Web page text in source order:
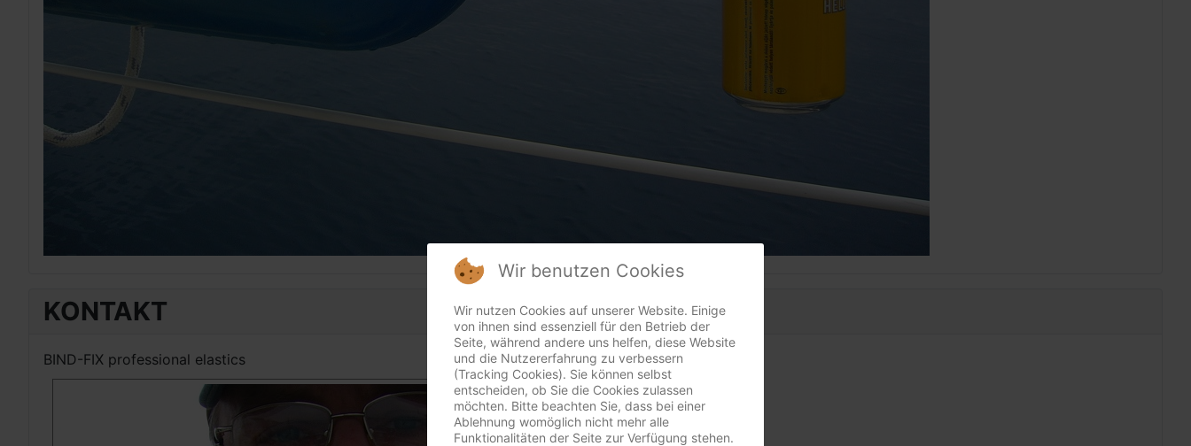
KONTAKT
BIND-FIX professional elastics
Wir benutzen Cookies
Wir nutzen Cookies auf unserer Website. Einige
von ihnen sind essenziell für den Betrieb der
Seite, während andere uns helfen, diese Website
und die Nutzererfahrung zu verbessern
(Tracking Cookies). Sie können selbst
entscheiden, ob Sie die Cookies zulassen
möchten. Bitte beachten Sie, dass bei einer
Ablehnung womöglich nicht mehr alle
Funktionalitäten der Seite zur Verfügung stehen.